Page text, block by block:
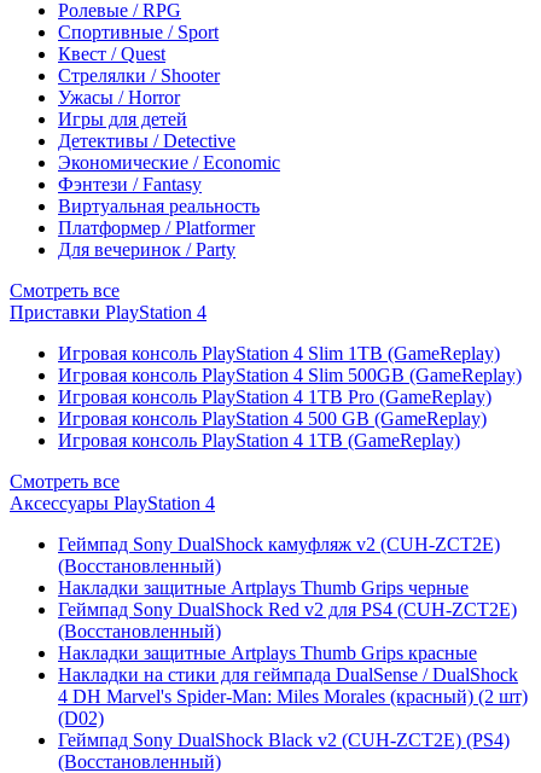
Ролевые / RPG
Спортивные / Sport
Квест / Quest
Стрелялки / Shooter
Ужасы / Horror
Игры для детей
Детективы / Detective
Экономические / Economic
Фэнтези / Fantasy
Виртуальная реальность
Платформер / Platformer
Для вечеринок / Party
Смотреть все
Приставки PlayStation 4
Игровая консоль PlayStation 4 Slim 1TB (GameReplay)
Игровая консоль PlayStation 4 Slim 500GB (GameReplay)
Игровая консоль PlayStation 4 1TB Pro (GameReplay)
Игровая консоль PlayStation 4 500 GB (GameReplay)
Игровая консоль PlayStation 4 1TB (GameReplay)
Смотреть все
Аксессуары PlayStation 4
Геймпад Sony DualShock камуфляж v2 (CUH-ZCT2E)
(Восстановленный)
Накладки защитные Artplays Thumb Grips черные
Геймпад Sony DualShock Red v2 для PS4 (CUH-ZCT2E)
(Восстановленный)
Накладки защитные Artplays Thumb Grips красные
Накладки на стики для геймпада DualSense / DualShock
4 DH Marvel's Spider-Man: Miles Morales (красный) (2 шт)
(D02)
Геймпад Sony DualShock Black v2 (CUH-ZCT2E) (PS4)
(Восстановленный)